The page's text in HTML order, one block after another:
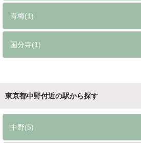
青梅(1)
国分寺(1)
東京都中野付近の駅から探す
中野(5)